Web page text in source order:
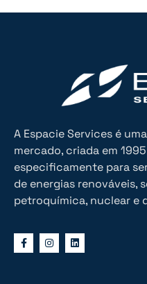
A Espacie Services é
mercado, criada em
especificamente para
de energias renováveis,
petroquímica, nuclear e